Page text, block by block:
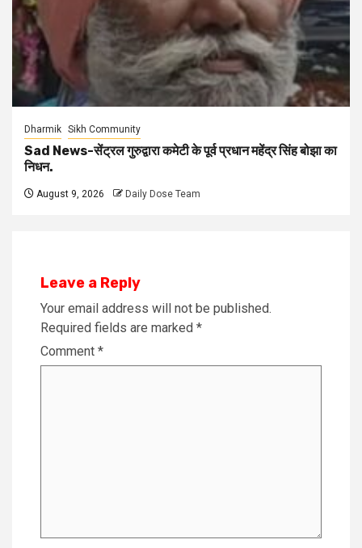
Dharmik Sikh Community
Sad News-सेंट्रल गुरुद्वारा कमेटी के पूर्व प्रधान महेंद्र सिंह बोझा का
निधन.
August 9, 2026 Daily Dose Team
Leave a Reply
Your email address will not be published.
Required fields are marked *
Comment *